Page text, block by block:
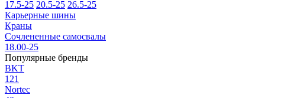
17.5-25 20.5-25 26.5-25
Карьерные шины
Краны
Сочлененные самосвалы
18.00-25
Популярные бренды
BKT
121
Nortec